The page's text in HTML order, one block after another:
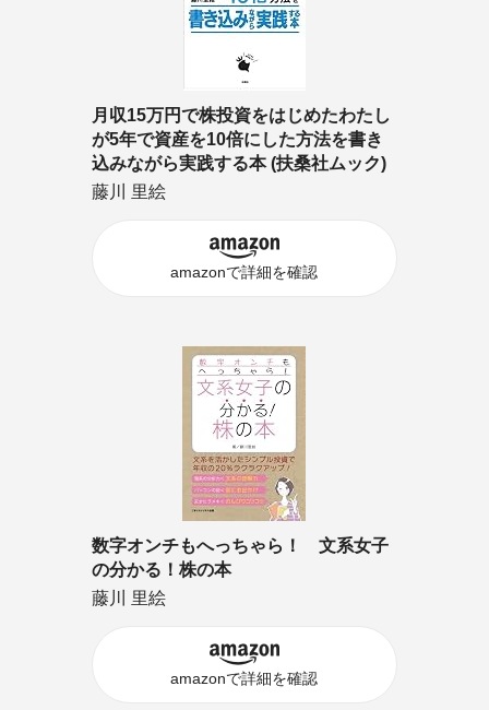
月収15万円で株投資をはじめたわたし
が5年で資産を10倍にした方法を書き
込みながら実践する本 (扶桑社ムック)
藤川 里絵
amazonで詳細を確認
数字オンチもへっちゃら！ 文系女子
の分かる！株の本
藤川 里絵
amazonで詳細を確認